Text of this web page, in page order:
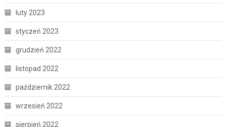
luty 2023
styczeń 2023
grudzień 2022
listopad 2022
październik 2022
wrzesień 2022
sierpień 2022